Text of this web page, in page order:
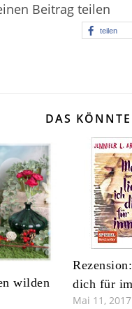
Beitrag teilen
teilen
DAS
wilden
dich für
Mai 11, 2017